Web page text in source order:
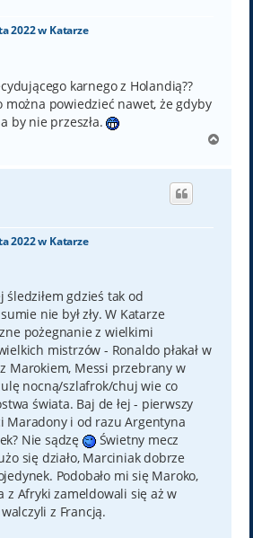
2022 w Katarze
karnego z Holandią??
powiedzieć nawet, że gdyby
by nie przeszła.
g
2022 w Katarze
śledziłem gdzieś tak od
nie był zły. W Katarze
pożegnanie z wielkimi
mistrzów - Ronaldo płakał w
Marokiem, Messi przebrany w
nocną/szlafrok/chuj wie co
świata. Baj de łej - pierwszy
Maradony i od razu Argentyna
Nie sądzę
Świetny mecz
się działo, Marciniak dobrze
Podobało mi się Maroko,
z Afryki zameldowali się aż w
z Francją.